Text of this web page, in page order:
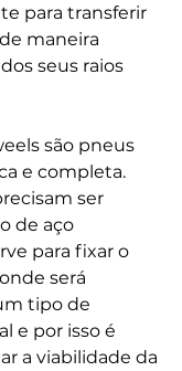
para transferir
maneira
seus raios
são pneus
e completa.
ser
de aço
para fixar o
será
tipo de
e por isso é
a viabilidade da